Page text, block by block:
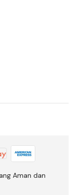
Aman dan